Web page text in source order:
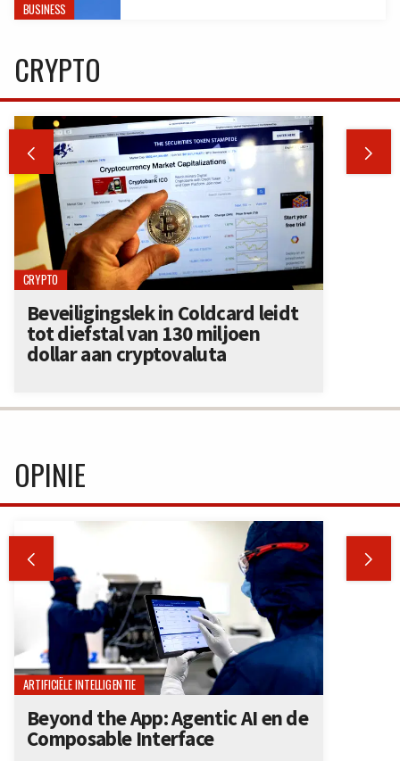
BUSINESS
CRYPTO
 
CRYPTO
Beveiligingslek in Coldcard leidt
tot diefstal van 130 miljoen
dollar aan cryptovaluta
OPINIE
 
ARTIFICIËLE INTELLIGENTIE
Beyond the App: Agentic AI en de
Composable Interface